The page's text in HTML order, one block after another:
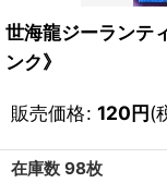
世海龍ジーランテ
ンク》
販売価格: 120円(
在庫数 98枚